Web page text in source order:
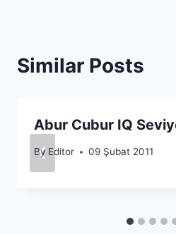
Similar Posts
Abur Cubur IQ
By Editor 09 Şubat 2011